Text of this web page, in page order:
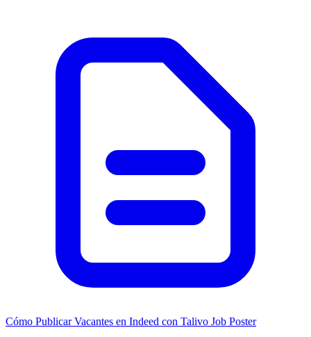
Cómo Publicar Vacantes en Indeed con Talivo Job Poster